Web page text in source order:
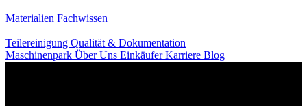
Materialien Fachwissen
Teilereinigung Qualität & Dokumentation
Maschinenpark Über Uns EinkäuferKarriere Blog